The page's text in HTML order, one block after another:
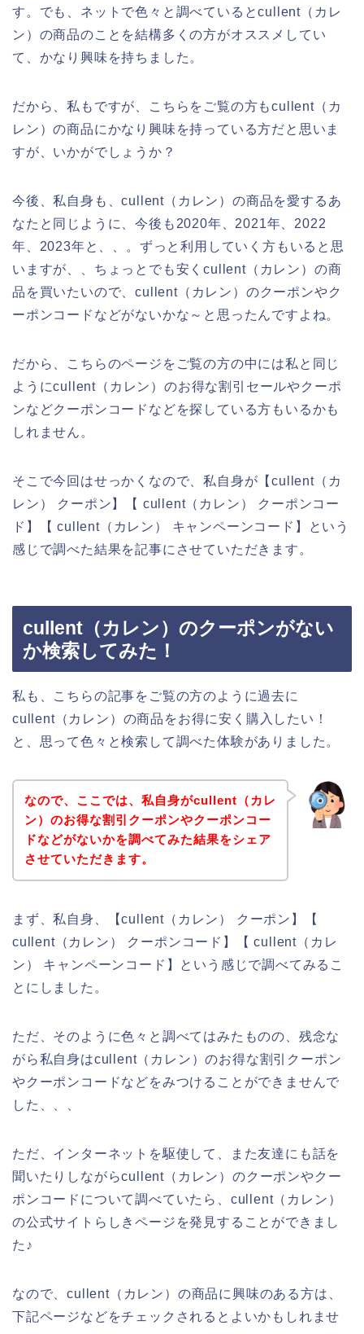
す。でも、ネットで色々と調べているとcullent（カレ
ン）の商品のことを結構多くの方がオススメしてい
て、かなり興味を持ちました。
だから、私もですが、こちらをご覧の方もcullent（カ
レン）の商品にかなり興味を持っている方だと思いま
すが、いかがでしょうか？
今後、私自身も、cullent（カレン）の商品を愛するあ
なたと同じように、今後も2020年、2021年、2022
年、2023年と、、。ずっと利用していく方もいると思
いますが、、ちょっとでも安くcullent（カレン）の商
品を買いたいので、cullent（カレン）のクーポンやク
ーポンコードなどがないかな～と思ったんですよね。
だから、こちらのページをご覧の方の中には私と同じ
ようにcullent（カレン）のお得な割引セールやクーポ
ンなどクーポンコードなどを探している方もいるかも
しれません。
そこで今回はせっかくなので、私自身が【cullent（カ
レン） クーポン】【 cullent（カレン） クーポンコー
ド】【 cullent（カレン） キャンペーンコード】という
感じで調べた結果を記事にさせていただきます。
cullent（カレン）のクーポンがない
か検索してみた！
私も、こちらの記事をご覧の方のように過去に
cullent（カレン）の商品をお得に安く購入したい！
と、思って色々と検索して調べた体験がありました。
なので、ここでは、私自身がcullent（カレ
ン）のお得な割引クーポンやクーポンコー
ドなどがないかを調べてみた結果をシェア
させていただきます。
まず、私自身、【cullent（カレン） クーポン】【
cullent（カレン） クーポンコード】【 cullent（カレ
ン） キャンペーンコード】という感じで調べてみるこ
とにしました。
ただ、そのように色々と調べてはみたものの、残念な
がら私自身はcullent（カレン）のお得な割引クーポン
やクーポンコードなどをみつけることができませんで
した、、、
ただ、インターネットを駆使して、また友達にも話を
聞いたりしながらcullent（カレン）のクーポンやクー
ポンコードについて調べていたら、cullent（カレン）
の公式サイトらしきページを発見することができまし
た♪
なので、cullent（カレン）の商品に興味のある方は、
下記ページなどをチェックされるとよいかもしれませ